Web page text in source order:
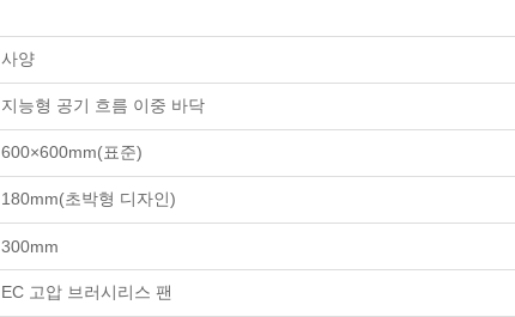
사양
지능형 공기 흐름 이중 바닥
600×600mm(표준)
180mm(초박형 디자인)
300mm
EC 고압 브러시리스 팬